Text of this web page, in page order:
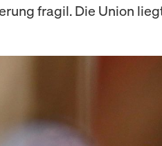
fragil. Die Union